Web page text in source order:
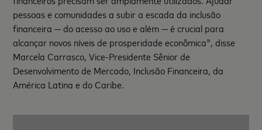
pessoas e comunidades a subir a escada da inclusão
financeira—do acesso ao uso e além—é crucial para
alcançar novos níveis de prosperidadeeconômica", disse
Marcela Carrasco, Vice-Presidente Sênior de
Desenvolvimento de Mercado, Inclusão Financeira, da
América Latina e do Caribe.